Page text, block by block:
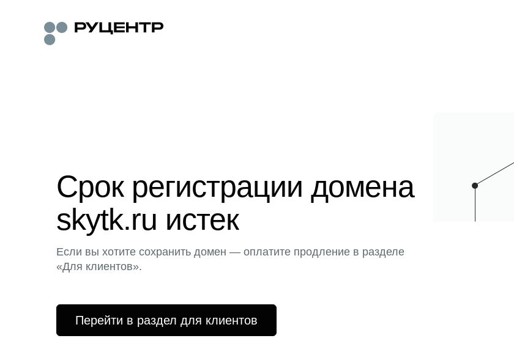
Срок регистрации домена
skytk.ru истек
Если вы хотите сохранить домен — оплатите продление в разделе
«Для клиентов».
Перейти в раздел для клиентов